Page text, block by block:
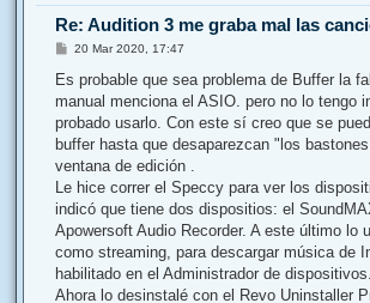
Re: Audition 3 me graba mal las
M
n
a
j
20 Mar 2020, 17:47
Es probable que sea problema de Buffer la
manual menciona el ASIO. pero no lo tengo
probado usarlo. Con este sí creo que se
buffer hasta que desaparezcan "los
ventana de edición .
Le hice correr el Speccy para ver los
indicó que tiene dos dispositios: el
Apowersoft Audio Recorder. A este último lo
como streaming, para descargar música de
habilitado en el Administrador de dispositivos.
Ahora lo desinstalé con el Revo Uninstaller